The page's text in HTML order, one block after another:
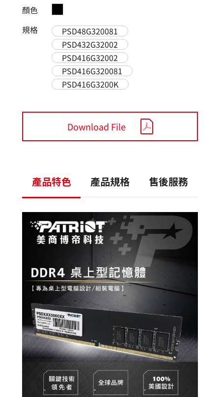
顏色
規格
PSD48G320081
PSD432G32002
PSD416G32002
PSD416G320081
PSD416G3200K
Download File
產品特色 產品規格 售後服務